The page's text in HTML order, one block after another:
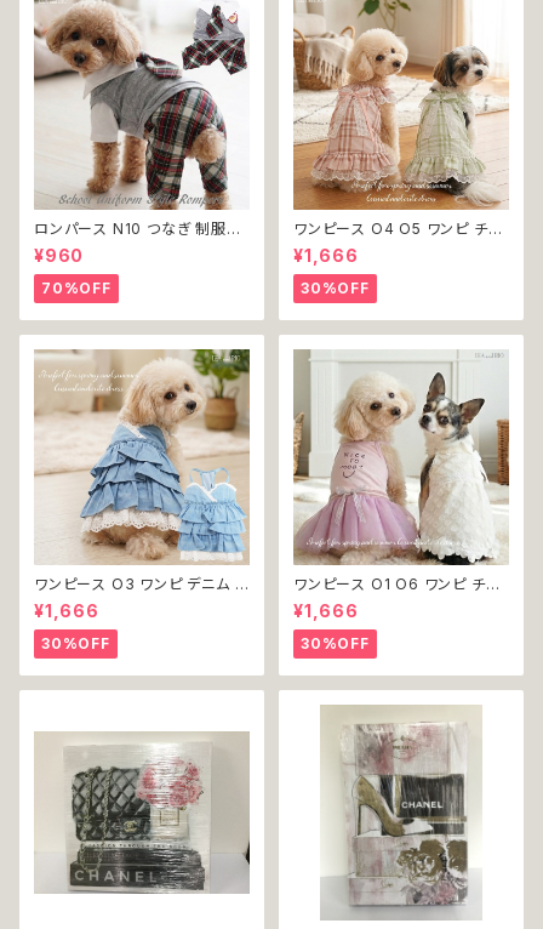
ロンパース N10 つなぎ 制服風
チェック柄 グレー 灰色 コスチュ
ーム コスプレ ドッグウェア dog
犬 猫 ペット 服 犬服 洋服 オシ
ャレ かわいい 小型犬 返品交換
不可
¥960
70%OFF
ワンピース O4 O5 ワンピ チェ
ック プリーツ レース 女の子 犬
犬服 小型 猫 服 洋服 ペット do
g ドッグウェア おしゃれ かわい
い 返品交換不可
¥1,666
30%OFF
ワンピース O3 ワンピ デニム プ
リーツ レース 女の子 犬 犬服
小型 猫 服 洋服 ペット dog ド
ッグウェア おしゃれ かわいい 返
品交換不可
¥1,666
30%OFF
ワンピース O1 O6 ワンピ チュ
ール レース 花 フラワー 女の子
犬 犬服 小型 猫 服 洋服 ペット
dog ドッグウェア おしゃれ かわ
いい 返品交換不可
¥1,666
30%OFF